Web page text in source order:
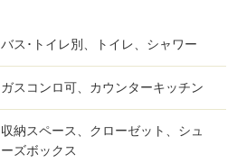
バス･トイレ別、トイレ、シャワー
ガスコンロ可、カウンターキッチン
収納スペース、クローゼット、シュ
ーズボックス